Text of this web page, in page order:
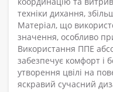
техніки дихання,
Матеріал, що
значення, особливо
Використання ППЕ
забезпечує комфорт і
утворення цвілі на
яскравий сучасний